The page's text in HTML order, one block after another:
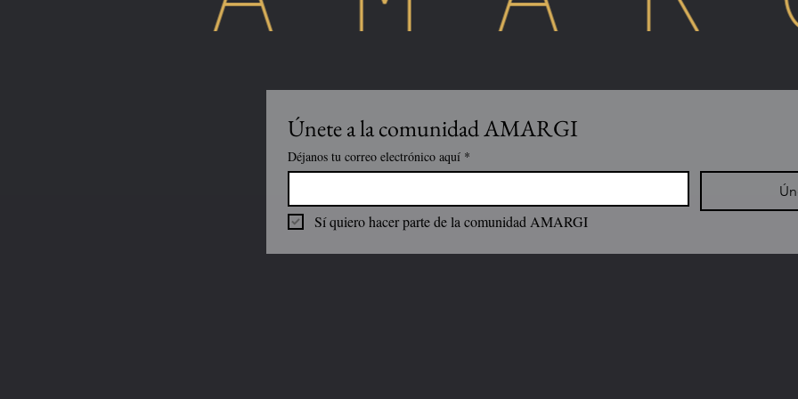
Únete a la comunidad AMARGI
Déjanos tu correo electrónico aquí *
Sí quiero hacer parte de la comunidad AMARGI